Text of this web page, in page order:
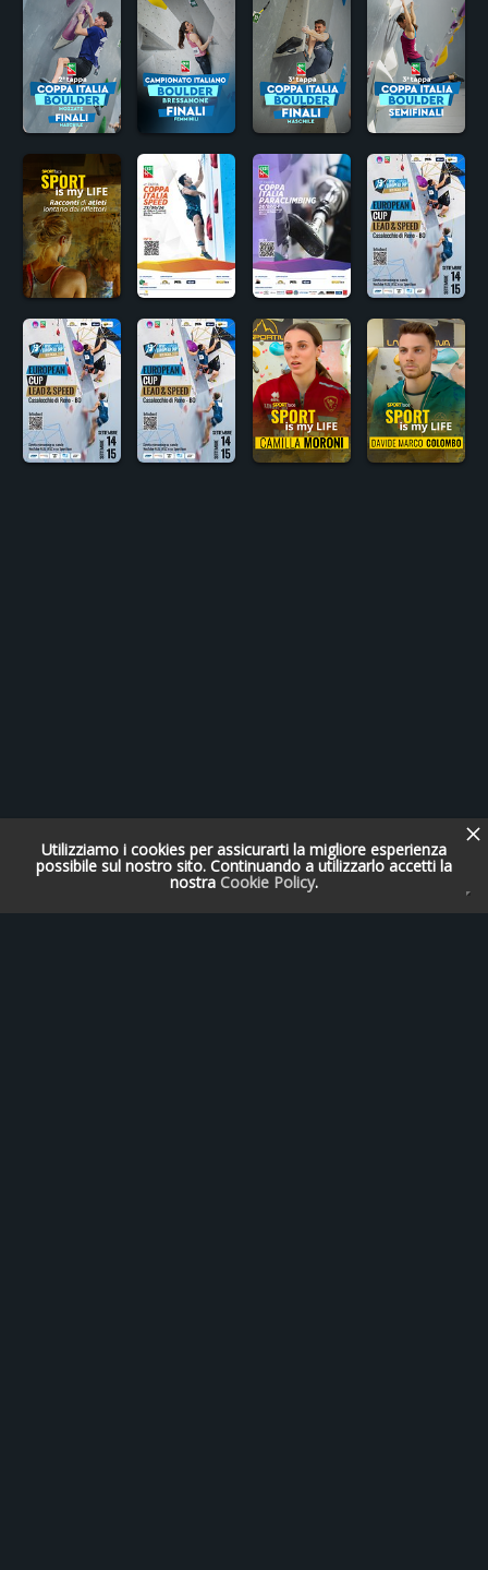
Utilizziamo i cookies per assicurarti la migliore esperienza
possibile sul nostro sito. Continuando a utilizzarlo accetti la
nostra Cookie Policy.